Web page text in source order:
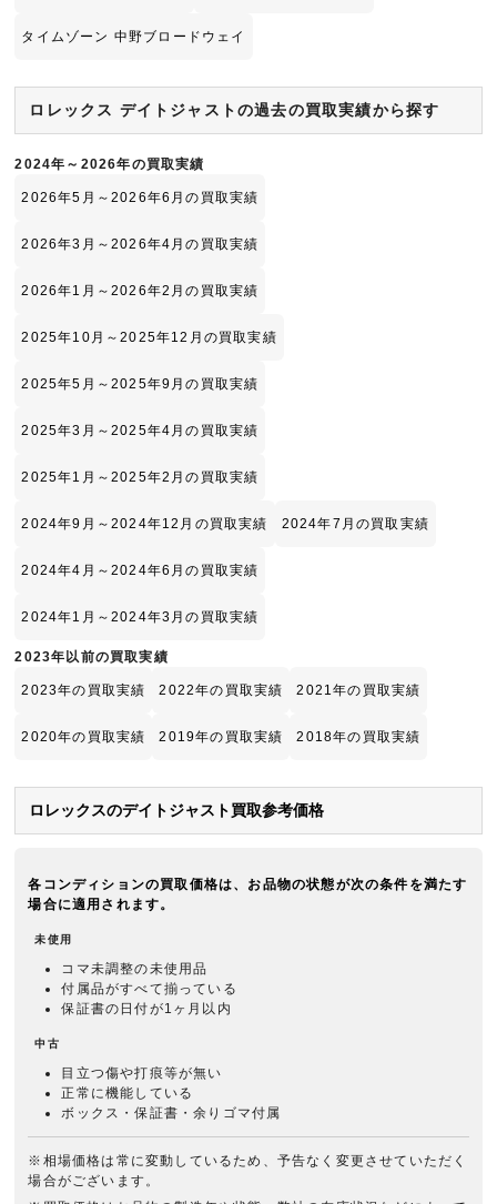
タイムゾーン 中野ブロードウェイ
ロレックス デイトジャストの過去の買取実績から探す
2024年～2026年の買取実績
2026年5月～2026年6月の買取実績
2026年3月～2026年4月の買取実績
2026年1月～2026年2月の買取実績
2025年10月～2025年12月の買取実績
2025年5月～2025年9月の買取実績
2025年3月～2025年4月の買取実績
2025年1月～2025年2月の買取実績
2024年9月～2024年12月の買取実績 2024年7月の買取実績
2024年4月～2024年6月の買取実績
2024年1月～2024年3月の買取実績
2023年以前の買取実績
2023年の買取実績 2022年の買取実績 2021年の買取実績
2020年の買取実績 2019年の買取実績 2018年の買取実績
ロレックスのデイトジャスト買取参考価格
各コンディションの買取価格は、お品物の状態が次の条件を満たす
場合に適用されます。
未使用
コマ未調整の未使用品
付属品がすべて揃っている
保証書の日付が1ヶ月以内
中古
目立つ傷や打痕等が無い
正常に機能している
ボックス・保証書・余りゴマ付属
※相場価格は常に変動しているため、予告なく変更させていただく
場合がございます。